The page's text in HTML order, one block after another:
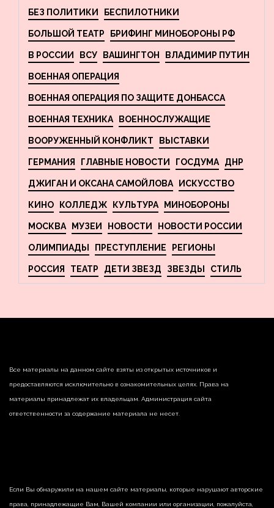
БЕЗ ПОЛИТИКИ БЕСПИЛОТНИКИ
БОЛЬШОЙ ТЕАТР БРИФИНГ МИНОБОРОНЫ РФ
В РОССИИ ВСУ ВАШИНГТОН ВЛАДИМИР ПУТИН
ВОЕННАЯ ОПЕРАЦИЯ
ВОЕННАЯ ОПЕРАЦИЯ ПО ЗАЩИТЕ ДОНБАССА
ВОЕННАЯ ТЕХНИКА ВОЕННОСЛУЖАЩИЕ
ВООРУЖЕННЫЙ КОНФЛИКТ ВЫСТАВКИ
ГЕРМАНИЯ ГЛАВНЫЕ НОВОСТИ ГОСДУМА ДНР
ДЖИГАН И ОКСАНА САМОЙЛОВА ИСКУССТВО
КИНО КОЛЛЕДЖ КУЛЬТУРА МИНОБОРОНЫ
МОСКВА МУЗЕИ НОВОСТИ НОВОСТИ РОССИИ
ОЛИМПИАДЫ ПРЕСТУПЛЕНИЕ РЕГИОНЫ
РОССИЯ ТЕАТР ДЕТИ ЗВЕЗД ЗВЕЗДЫ СТИЛЬ
Все материалы на данном сайте взяты из открытых источников и
предоставляются исключительно в ознакомительных целях. Права на
материалы принадлежат их владельцам. Администрация сайта
ответственности за содержание материала не несет.
Если Вы обнаружили на нашем сайте материалы, которые нарушают авторские
права, принадлежащие Вам, Вашей компании или организации, пожалуйста,